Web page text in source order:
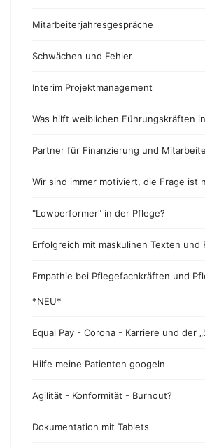
Mitarbeiterjahresgespräche
Schwächen und Fehler
Interim Projektmanagement
Was hilft weiblichen Führungskräften
Partner für Finanzierung und
Wir sind immer motiviert, die Frage ist
"Lowperformer" in der Pflege?
Erfolgreich mit maskulinen Texten und
Empathie bei Pflegefachkräften und
*NEU*
Equal Pay - Corona - Karriere und der
Hilfe meine Patienten googeln
Agilität - Konformität - Burnout?
Dokumentation mit Tablets